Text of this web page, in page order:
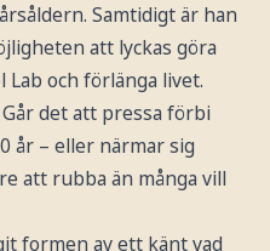
Samtidigt är han
att lyckas göra
Lab och förlänga livet.
det att pressa förbi
år – eller närmar sig
att rubba än många vill
formen av ett känt vad